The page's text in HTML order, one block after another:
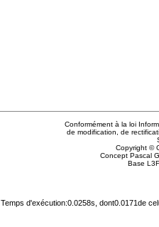
Conformément à la loi
de modification, de
Copyright ©
Concept Pascal
Base
Temps d'exécution:0.0258s, dont0.0171de